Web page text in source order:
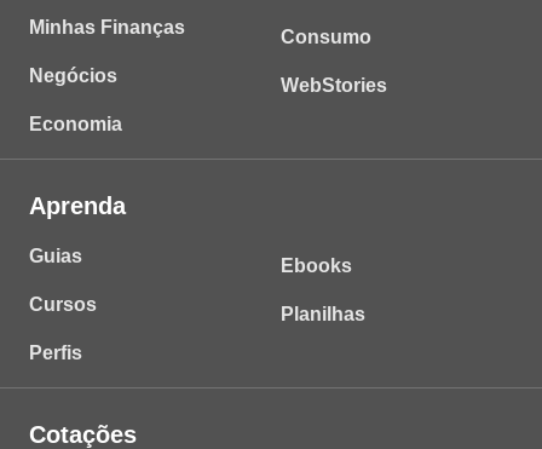
Minhas Finanças
Negócios
Economia
Consumo
WebStories
Aprenda
Guias
Cursos
Perfis
Ebooks
Planilhas
Cotações